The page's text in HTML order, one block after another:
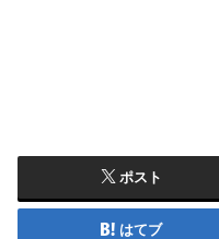
ポスト
はてブ